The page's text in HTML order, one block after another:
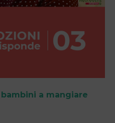
a mangiare